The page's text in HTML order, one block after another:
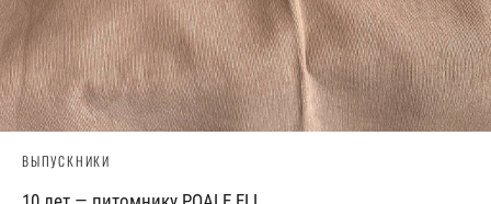
ВЫПУСКНИКИ